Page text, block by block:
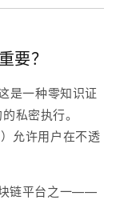
要？
是一种零知识证
私密执行。
允许用户在不透
块链平台之一——